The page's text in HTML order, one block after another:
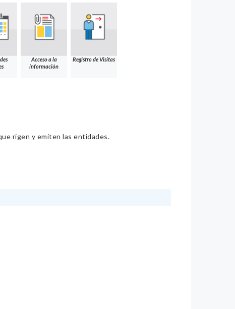
Acceso a la
información
Registro de Visitas
rigen y emiten las entidades.